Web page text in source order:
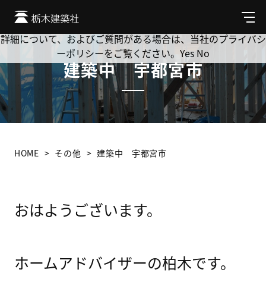
メ
ニ
ュ
建築中 宇都宮市
HOME その他 建築中 宇都宮市
おはようございます。
ホームアドバイザーの柏木です。
Cookie を使用して、お客様の活動を追跡してもよろしいです
か? 当社ではお客様のプライバシーを極めて重視しています。
詳細について、およびご質問がある場合は、当社のプライバシ
ーポリシーをご覧ください。 Yes No